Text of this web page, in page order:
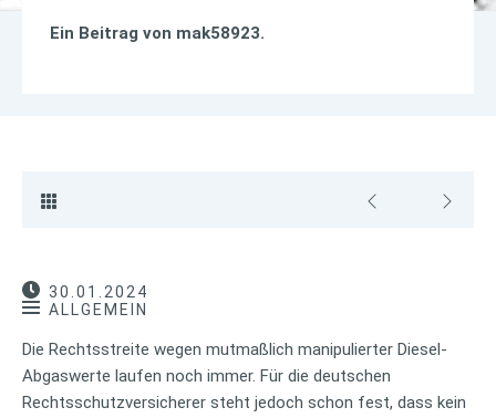
Ein Beitrag von mak58923.
30.01.2024
ALLGEMEIN
Die Rechtsstreite wegen mutmaßlich manipulierter Diesel-
Abgaswerte laufen noch immer. Für die deutschen
Rechtsschutzversicherer steht jedoch schon fest, dass kein